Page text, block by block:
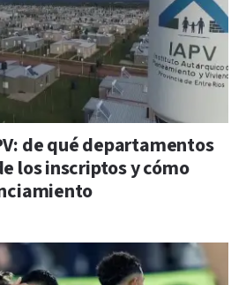
de qué departamentos
los inscriptos y cómo